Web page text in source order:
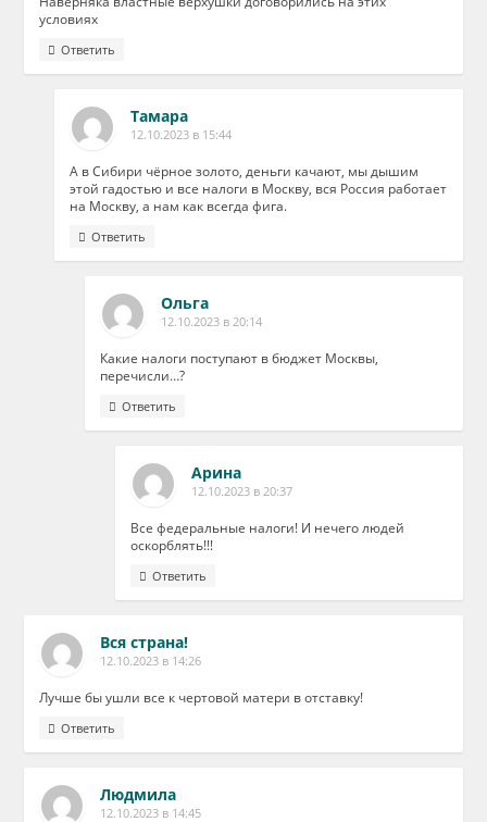
условиях
Ответить
Тамара
12.10.2023 в 15:44
А в Сибири чёрное золото, деньги качают, мы дышим
этой гадостью и все налоги в Москву, вся Россия работает
на Москву, а нам как всегда фига.
Ответить
Ольга
12.10.2023 в 20:14
Какие налоги поступают в бюджет Москвы,
перечисли…?
Ответить
Арина
12.10.2023 в 20:37
Все федеральные налоги! И нечего людей
оскорблять!!!
Ответить
Вся страна!
12.10.2023 в 14:26
Лучше бы ушли все к чертовой матери в отставку!
Ответить
Людмила
12.10.2023 в 14:45